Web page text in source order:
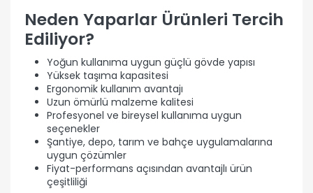
Neden Yaparlar Ürünleri Tercih
Ediliyor?
Yoğun kullanıma uygun güçlü gövde yapısı
Yüksek taşıma kapasitesi
Ergonomik kullanım avantajı
Uzun ömürlü malzeme kalitesi
Profesyonel ve bireysel kullanıma uygun
seçenekler
Şantiye, depo, tarım ve bahçe uygulamalarına
uygun çözümler
Fiyat-performans açısından avantajlı ürün
çeşitliliği